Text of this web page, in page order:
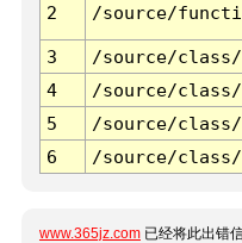
2 /source/
3 /source/
4
/source/
5
/source/
6
/source/
www.365jz.com 已经将此出错